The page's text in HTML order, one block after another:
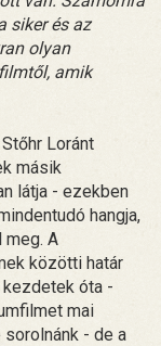
siker és az
olyan
amik
Loránt
másik
látja - ezekben
hangja,
A
közötti határ
óta -
mai
- de a